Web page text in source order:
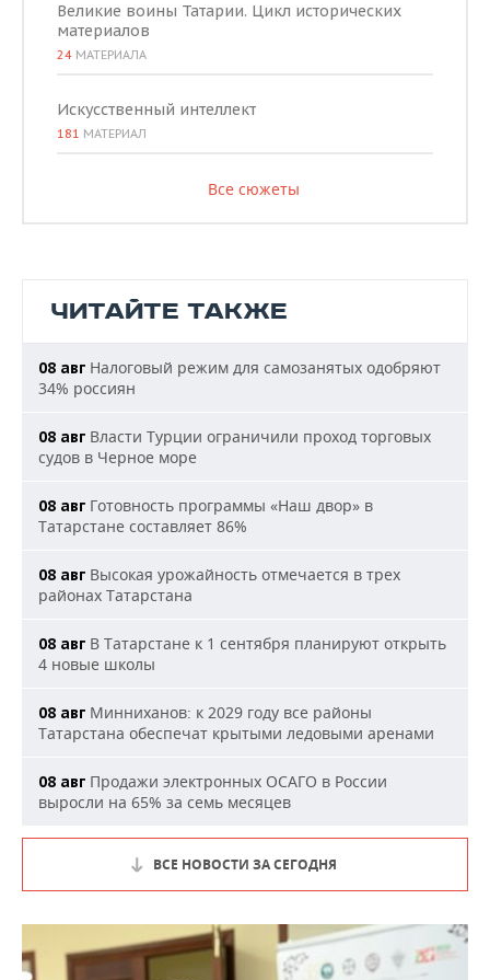
Великие воины Татарии. Цикл исторических
материалов
24 МАТЕРИАЛА
Искусственный интеллект
181 МАТЕРИАЛ
Все сюжеты
ЧИТАЙТЕ ТАКЖЕ
08 авг Налоговый режим для самозанятых одобряют
34% россиян
08 авг Власти Турции ограничили проход торговых
судов в Черное море
08 авг Готовность программы «Наш двор» в
Татарстане составляет 86%
08 авг Высокая урожайность отмечается в трех
районах Татарстана
08 авг В Татарстане к 1 сентября планируют открыть
4 новые школы
08 авг Минниханов: к 2029 году все районы
Татарстана обеспечат крытыми ледовыми аренами
08 авг Продажи электронных ОСАГО в России
выросли на 65% за семь месяцев
ВСЕ НОВОСТИ ЗА СЕГОДНЯ